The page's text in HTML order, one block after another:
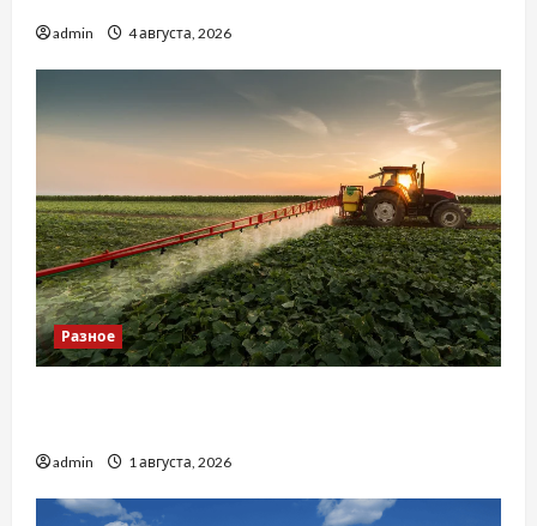
admin 4 августа, 2026
Разное
admin 1 августа, 2026